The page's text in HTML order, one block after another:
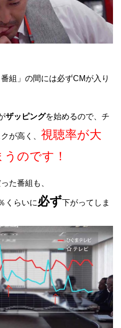
番組」の間には必ずCMが入り
ザッピングを始めるので、チ
が高く、 視聴率が大
のです！
た番組も、
くらいに必ず下がってしま